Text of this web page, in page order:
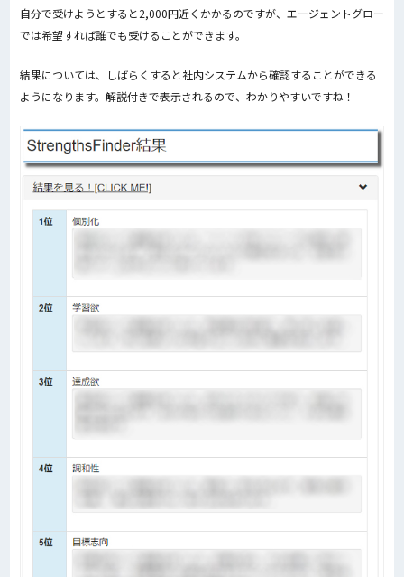
自分で受けようとすると2,000円近くかかるのですが、エージェントグロー
では希望すれば誰でも受けることができます。
結果については、しばらくすると社内システムから確認することができる
ようになります。解説付きで表示されるので、わかりやすいですね！